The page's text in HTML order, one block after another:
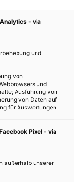
- via
und
von
und
Ausführung von
von Daten auf
für Auswertungen.
Pixel - via
außerhalb unserer